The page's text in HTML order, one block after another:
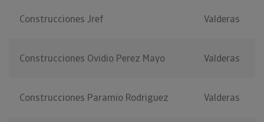
Construcciones Jref Valderas
Construcciones Ovidio Perez Mayo Valderas
Construcciones Paramio Rodriguez Valderas